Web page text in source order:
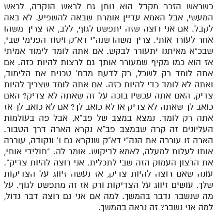
כשראש הזכר מקבל הוא נותן גם לראש הנקבה, לראש
המעשי, אבל האמא עדיין אומרת שבאה להשפיע. לא באה
לקבל. אם אני רוצה שזה יתפשט לגוף, ללב, אז צריך משהו
אחר לעורר אותי. צריך משהו שנה"י דא"ק ויסוד הפנימי שבי,
שבכ"א מאיתנו יתעורר לבקש. אם אתה לומד לימוד אמיתי
אז הוא כמו מקיף שמעורר אותך גם לרצות להיות כזה. אם
אתה לומד רק לשכל, רק לדעת מבח' טכנית את הלימוד,
ואתה לא לומד כדי להיות כזה. אם אתה לומד שצריך להיות
צדיק, האם אתה עכשיו בוכה על זה שאתה לא צדיק? האם
כואב לך שאתה לא צדיק או לא כואב לך? אם לא כואב לך אז
אתה רק לומד. נמצא במצב של פב"א, אבל פה בעולמות
העליונים זה קרה שבמצב פב"א נקרא הארה דרך הטבור.
הארה זו עוררה את הנה"י דא"ק שנקרא גם ו' ונקודה, עוררה
אותו לעלות למעלה, לאמא לביקוש. אומר לה: "תולידי אותי,
את הרצון העמוק הזה שבי לתכלית. אני רוצה להיות צדיק".
עונה שאם רוצה להיות צדיק, אז נעשה זיווג על הצדיקות
שלך. עושים זיווג על הצדיקות ורק אז זה מתפשט לגוף. על
מה שנשבר נדבר בהמשך. למה אם אני גם רוצה דבר גדול,
למה אני נשבר? זה נראה בהמשך.